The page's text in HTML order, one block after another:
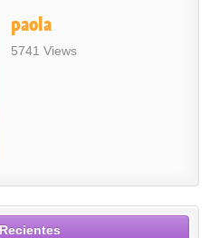
paola
5741 Views